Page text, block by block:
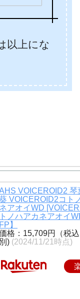
以上にな
VOICEROID2 琴
VOICEROID2コト
ネアオイWD
トノハアカネアオイ
FP】
格：15,709円（税
別) (2024/11/21時点)